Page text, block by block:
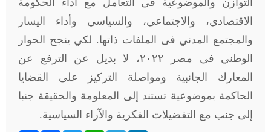
التوازن والموضوعية فى التعامل مع أداء الحكومة
الاقتصادي، والاجتماعي، والسياسي وأداء اليسار
والمجتمع المدني فى الملفات ذاتها. لكي ينجح الحوار
الوطني فى مصر ٢٠٢٢، لا بديل عن الترفع عن
المعارك الجانبية ومواصلة التركيز على القضايا
الحاكمة بموضوعية تستند إلى المعلومة والحقيقة جنبا
إلى جنب مع التفضيلات الفكرية والآراء السياسية.